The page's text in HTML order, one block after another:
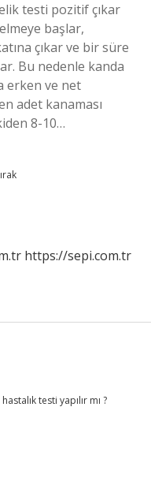
testi pozitif çıkar
başlar,
çıkar ve bir süre
Bu nedenle kanda
erken ve net
adet kanaması
8-10…
https://sepi.com.tr
testi yapılır mı ?